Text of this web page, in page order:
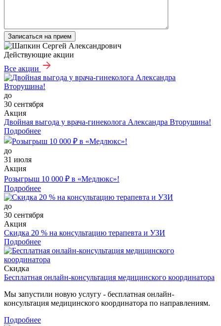
Записаться на прием
Действующие акции
Все акции
до
30 сентября
Акция
Двойная выгода у врача‑гинеколога Александра Вторушина!
Подробнее
до
31 июля
Акция
Розыгрыш 10 000 ₽ в «Медлюкс»!
Подробнее
до
30 сентября
Акция
Скидка 20 % на консультацию терапевта и УЗИ
Подробнее
Скидка
Бесплатная онлайн-консультация медицинского координатора
Мы запустили новую услугу - бесплатная онлайн-
консультация медицинского координатора по направлениям.
Подробнее